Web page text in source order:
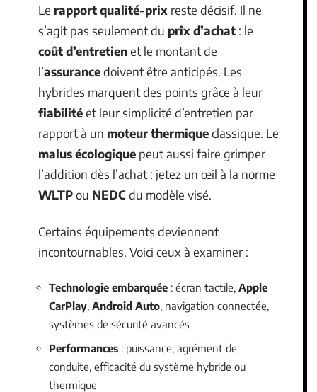
Le rapport qualité-prix reste décisif. Il ne
s’agit pas seulement du prix d’achat : le
coût d’entretienet le montant de
l’assurancedoivent être anticipés. Les
hybrides marquent des points grâce à leur
fiabilitéet leur simplicité d’entretien par
rapport à un moteur thermiqueclassique. Le
malus écologique peut aussi faire grimper
l’addition dès l’achat : jetez un œil à la norme
WLTPou NEDCdu modèle visé.
Certains équipements deviennent
incontournables. Voici ceux à examiner :
Technologie embarquée : écran tactile, Apple
CarPlay, Android Auto, navigation connectée,
systèmes de sécurité avancés
Performances : puissance, agrément de
conduite, efficacité du système hybride ou
thermique